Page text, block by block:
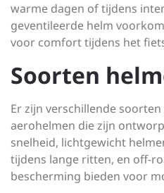
warme dagen of tijdens
geventileerde helm
voor comfort tijdens het
Soorten
Er zijn verschillende
aerohelmen die zijn
snelheid, lichtgewicht
tijdens lange ritten, en off-
bescherming bieden voor